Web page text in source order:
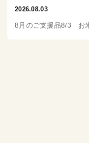
2026.08.03
8月のご支援品8/3 お